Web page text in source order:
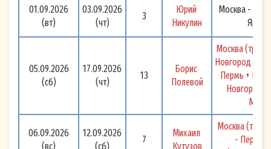
01.09.2026
(вт)
03.09.2026
(чт)
3
Юрий
Никулин
Москва -
05.09.2026
(сб)
17.09.2026
(чт)
13
Борис
Полевой
Москва
Новгород -
Пермь +
Новгород
06.09.2026
(вс)
12.09.2026
(сб)
7
Михаил
Кутузов
Москва
- Пермь -